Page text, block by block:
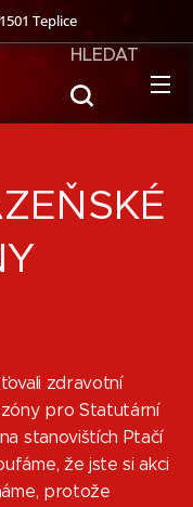
Teplice
HLEDAT
zdravotní
pro Statutární
stanovištích Ptačí
že jste si akci
protože